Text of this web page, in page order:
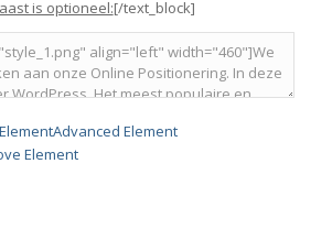
is optioneel:[/text_block]
Advanced Element
Element